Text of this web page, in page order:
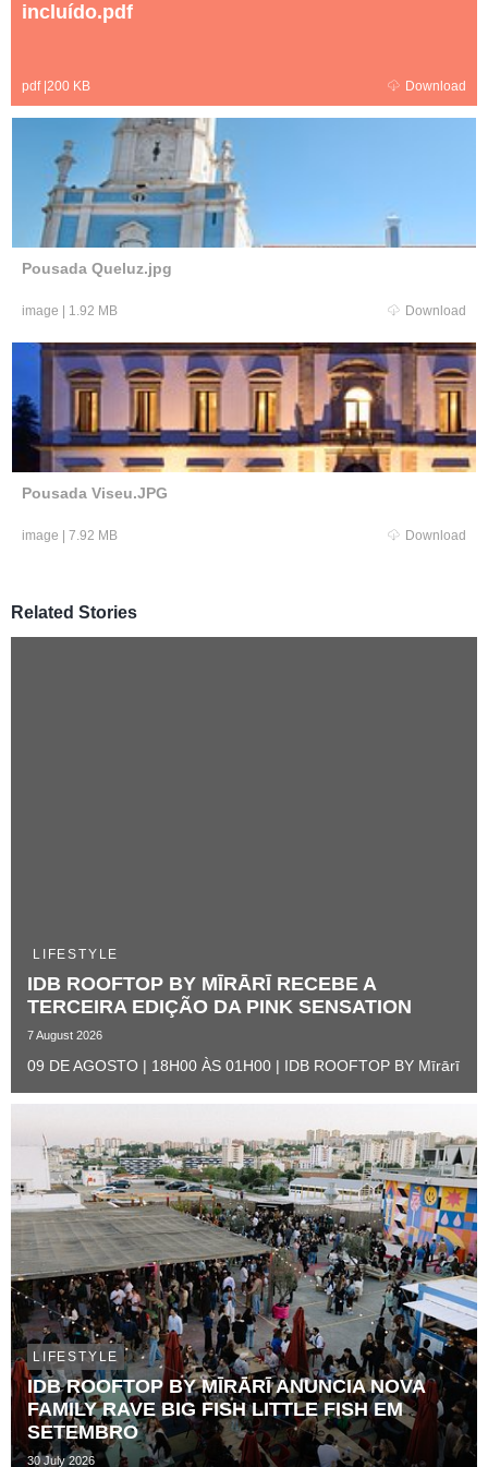
incluído.pdf
pdf| 200 KB Download
Pousada Queluz.jpg
image 1.92 MB Download
Pousada Viseu.JPG
image 7.92 MB Download
Related Stories
LIFESTYLE
IDB ROOFTOP BY MĪRĀRĪ RECEBE A
TERCEIRA EDIÇÃO DA PINK SENSATION ​
7 August 2026
09 DE AGOSTO | 18H00 ÀS 01H00 | IDB ROOFTOP BY Mīrārī
LIFESTYLE
IDB ROOFTOP BY MĪRĀRĪ ANUNCIA NOVA
FAMILY RAVE BIG FISH LITTLE FISH EM
SETEMBRO
30 July 2026